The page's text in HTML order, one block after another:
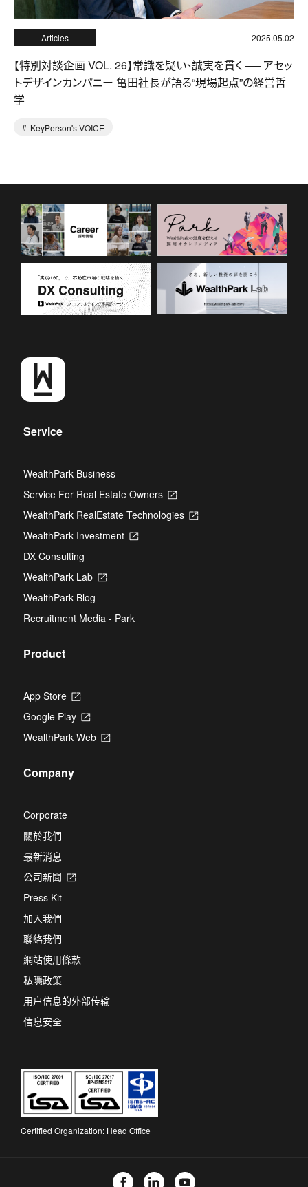
Articles 2025.05.02
【特別対談企画 VOL. 26】常識を疑い、誠実を貫く ── アセッ
トデザインカンパニー 亀田社長が語る“現場起点”の経営哲
学
KeyPerson's VOICE
Service
WealthPark Business
Service For Real Estate Owners
Opens
a
WealthPark RealEstate Technologies
Opens
WealthPark Investment
Opens
DX Consulting
WealthPark Lab
Opens
new
tab
WealthPark Blog
Recruitment Media - Park
Product
App Store
Opens
a
new
tab
Google Play
Opens
a
WealthPark Web
Opens
Company
Corporate
關於我們
最新消息
公司新聞
Opens
Press Kit
加入我們
聯絡我們
網站使用條款
私隱政策
用户信息的外部传输
信息安全
Certified Organization: Head Office